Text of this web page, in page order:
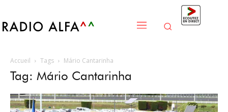
Accueil Tags Mário Cantarinha
Tag: Mário Cantarinha